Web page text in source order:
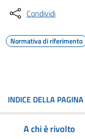
Condividi
Normativa di riferimento
INDICE DELLA PAGINA
A chi è rivolto